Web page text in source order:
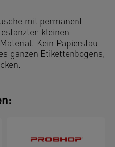
mit permanent
kleinen
Kein Papierstau
ganzen Etikettenbogens,